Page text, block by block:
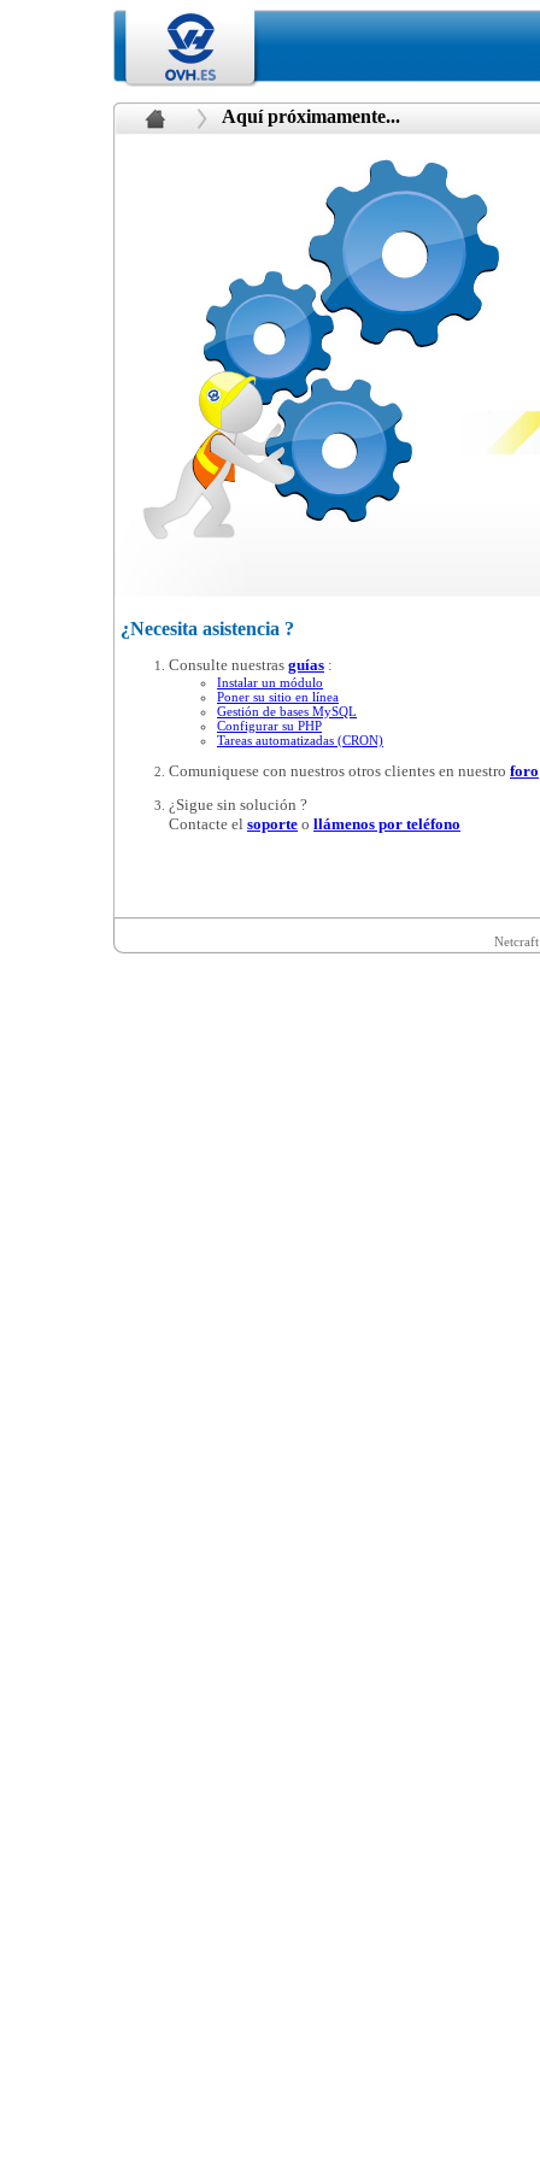
Aquí próximamente...
¿Necesita asistencia ?
Consulte nuestras guías :
Instalar un módulo
Poner su sitio en línea
Gestión de bases MySQL
Configurar su PHP
Tareas automatizadas (CRON)
Comuniquese con nuestros otros clientes en nuestro foro
¿Sigue sin solución ?
Contacte el soporte o llámenos por teléfono